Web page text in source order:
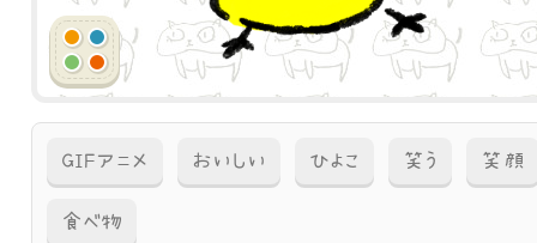
GIFアニメ おいしい ひよこ 笑う 笑顔
食べ物